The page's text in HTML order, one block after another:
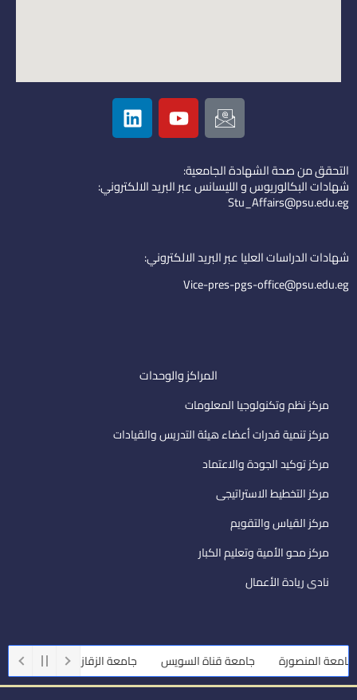
I
c
o
n
-
e
i
l
Y
o
u
u
b
L
i
n
e
d
التحقق من صحة الشهادة الجامعية:
شهادات البكالوريوس و الليسانس عبر البريد الالكتروني:
Stu_Affairs@psu.edu.eg
شهادات الدراسات العليا عبر البريد الالكتروني:
Vice-pres-pgs-office@psu.edu.eg
المراكز والوحدات
مركز نظم وتكنولوجيا المعلومات
مركز تنمية قدرات أعضاء هيئة التدريس والقيادات
مركز توكيد الجودة والاعتماد
مركز التخطيط الاستراتيجى
مركز القياس والتقويم
مركز محو الأمية وتعليم الكبار
نادى ريادة الأعمال
المنصورة جامعة قناة السويس جامعة الزقازيق جامعة